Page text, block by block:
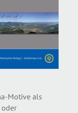
Motive als